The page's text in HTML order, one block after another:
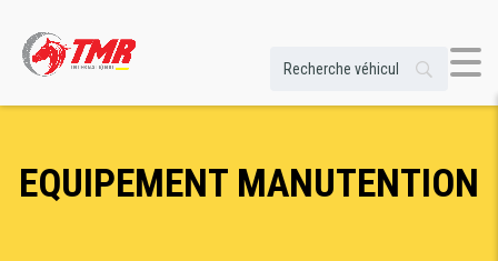
EQUIPEMENT MANUTENTION